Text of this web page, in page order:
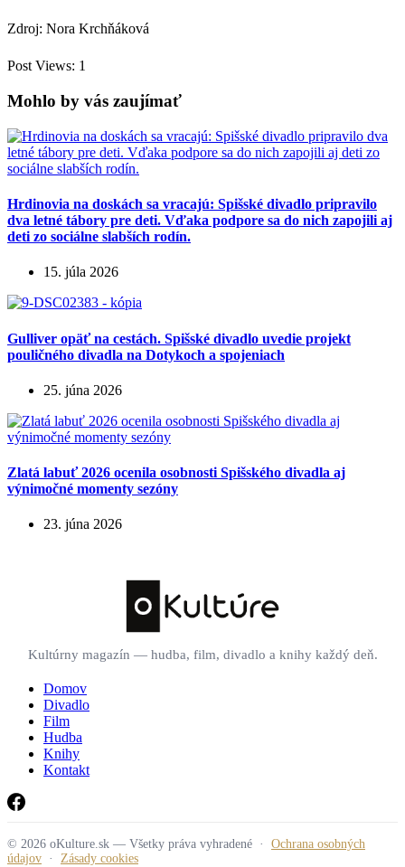
Zdroj: Nora Krchňáková
Post Views: 1
Mohlo by vás zaujímať
Hrdinovia na doskách sa vracajú: Spišské divadlo pripravilo
dva letné tábory pre deti. Vďaka podpore sa do nich zapojili aj
deti zo sociálne slabších rodín.
15. júla 2026
Gulliver opäť na cestách. Spišské divadlo uvedie projekt
pouličného divadla na Dotykoch a spojeniach
25. júna 2026
Zlatá labuť 2026 ocenila osobnosti Spišského divadla aj
výnimočné momenty sezóny
23. júna 2026
Kultúrny magazín — hudba, film, divadlo a knihy každý deň.
Domov
Divadlo
Film
Hudba
Knihy
Kontakt
© 2026 oKulture.sk — Všetky práva vyhradené · Ochrana osobných
údajov · Zásady cookies